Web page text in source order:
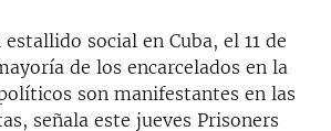
social en Cuba, el 11 de
de los encarcelados en la
son manifestantes en las
señala este jueves Prisoners